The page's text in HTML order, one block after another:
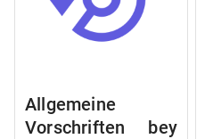
Allgemeine
Vorschriften bey